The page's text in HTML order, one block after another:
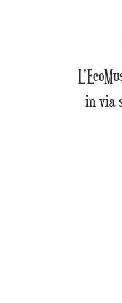
in via